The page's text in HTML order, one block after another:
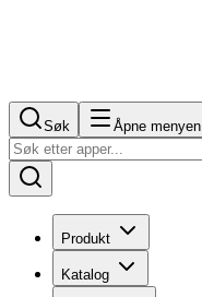
Søk Åpne menyen
Produkt
Katalog